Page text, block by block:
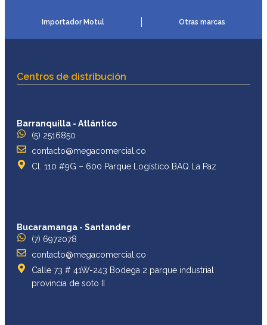
Importador Motul Otras marcas
Centros de distribución
Barranquilla - Atlántico
(5) 2516850
contacto@megacomercial.co
Cl. 110 #9G – 600 Parque Logístico BAQ La Paz
Bucaramanga - Santander
(7) 6972078
contacto@megacomercial.co
Calle 73 # 41W-243 Bodega 2 parque industrial
provincia de soto II